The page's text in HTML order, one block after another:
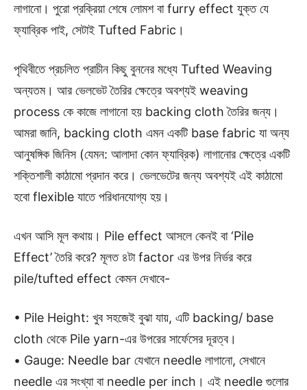
লাগানো। পুরো প্রক্রিয়া শেষে লোমশ বা furry effect যুক্ত যে
ফ্যাব্রিক পাই, সেটাই Tufted Fabric।
পৃথিবীতে প্রচলিত প্রাচীন কিছু বুননের মধ্যে Tufted Weaving
অন্যতম। আর ভেলভেট তৈরির ক্ষেত্রে অবশ্যই weaving
process কে কাজে লাগানো হয় backing cloth তৈরির জন্য।
আমরা জানি, backing cloth এমন একটি base fabric যা অন্য
আনুষঙ্গিক জিনিস (যেমন: আলাদা কোন ফ্যাব্রিক) লাগানোর ক্ষেত্রে একটি
শক্তিশালী কাঠামো প্রদান করে। ভেলভেটের জন্য অবশ্যই এই কাঠামো
হবো flexible যাতে পরিধানযোগ্য হয়।
এখন আসি মূল কথায়। Pile effect আসলে কেনই বা ‘Pile
Effect’ তৈরি করে? মূলত ৪টা factor এর উপর নির্ভর করে
pile/tufted effect কেমন দেখাবে-
• Pile Height: খুব সহজেই বুঝা যায়, এটি backing/ base
cloth থেকে Pile yarn-এর উপরের সার্ফেসের দূরত্ব।
• Gauge: Needle bar যেখানে needle লাগানো, সেখানে
needle এর সংখ্যা বা needle per inch। এই needle গুলোর